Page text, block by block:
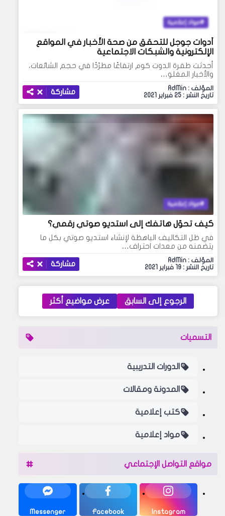
مواد إعلامية
أدوات جوجل للتحقق من صحة الأخبار في المواقع
الإلكترونية والشبكات الاجتماعية
أحدثت طفرة الدوت كوم ارتفاعًا مطرّدًا في حجم الشائعات،
والأخبار المغلو…
المؤلف : AdMin
تاريخ النشر : 25 فبراير 2021
مشاركة
مواد إعلامية
كيف تحوّل هاتفك إلى استديو صوتي رقمي؟
في ظل التكاليف الباهظة لإنشاء استديو صوتي بكل ما
يتضمنه من معدات احتراف…
المؤلف : AdMin
تاريخ النشر : 19 فبراير 2021
مشاركة
الرجوع إلى السابق عرض مواضيع أكثر
التسميات
الدورات التدريبية
المدونة ومقالات
كتب إعلامية
مواد إعلامية
مواقع التواصل الإجتماعي
Instagram
Facebook
Messenger